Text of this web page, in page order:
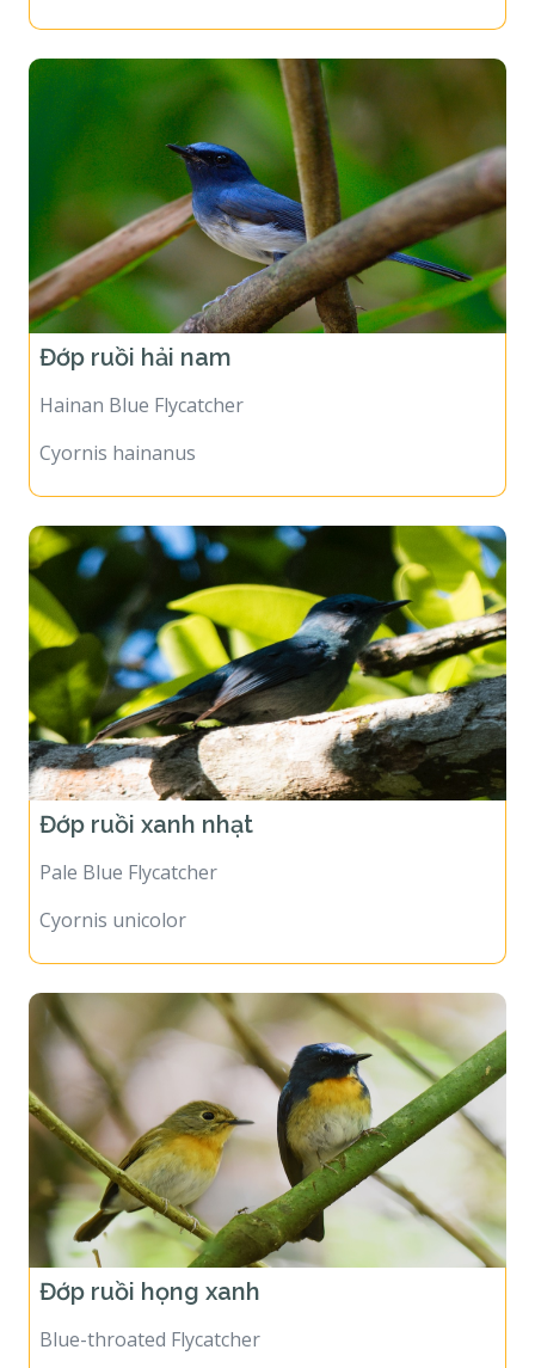
Đớp ruồi hải nam
Hainan Blue Flycatcher
Cyornis hainanus
Đớp ruồi xanh nhạt
Pale Blue Flycatcher
Cyornis unicolor
Đớp ruồi họng xanh
Blue-throated Flycatcher